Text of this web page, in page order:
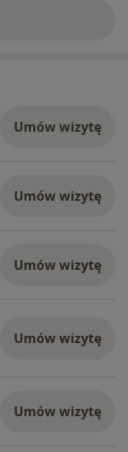
Umów wizytę
Umów wizytę
Umów wizytę
Umów wizytę
Umów wizytę